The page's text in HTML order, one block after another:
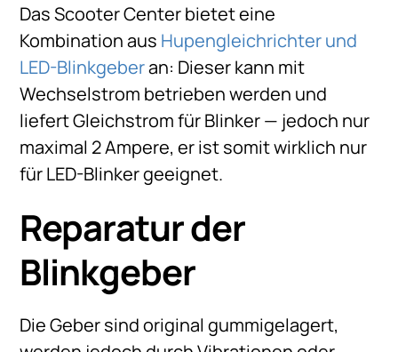
Das Scooter Center bietet eine
Kombination aus Hupengleichrichter und
LED-Blinkgeberan: Dieser kann mit
Wechselstrom betrieben werden und
liefert Gleichstrom für Blinker — jedoch nur
maximal 2 Ampere, er ist somit wirklich nur
für LED-Blinker geeignet.
Reparatur der
Blinkgeber
Die Geber sind original gummigelagert,